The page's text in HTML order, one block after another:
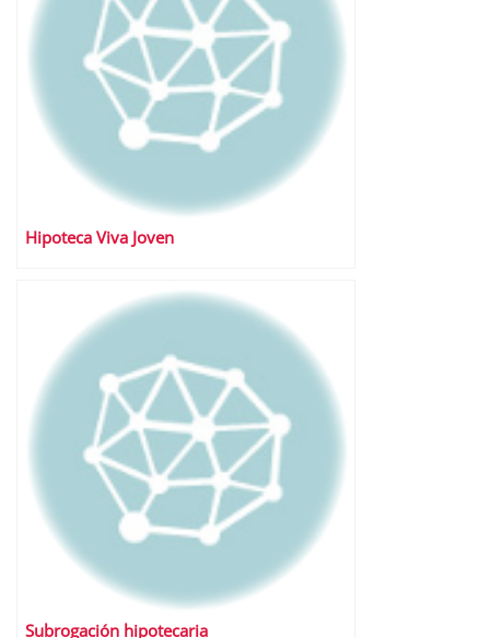
Hipoteca Viva Joven
Subrogación hipotecaria